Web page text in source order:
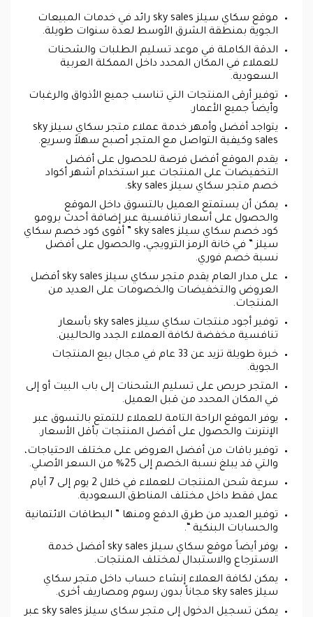
موقع سكاي سيلز sky sales رائد في خدمات المبيعات
الجوية بمنطقة الشرق الأوسط لعدة سنوات طويلة.
الدقة الكاملة في موعد تسليم الطلبات والشحنات
للعملاء في المكان المحدد داخل الممكلة العربية
السعودية.
توفير أرقى المنتجات التي تناسب جميع الأذواق والرغبات
وأيضاً جميع الأعمار.
يتواجد أفضل وأمهر خدمة عملاء متجر سكاي سيلز sky
sales وكيفية التواصل مع المتجر أصبح سهلاً وسريع.
يقدم الموقع أفضل فرصة للحصول على أفضل
التخفيضات على المنتجات عبر استخدام أشهر أكواد
خصم متجر سكاي سيلز sky sales.
يمكن أن يستمتع العميل بالتسوق داخل الموقع
والحصول على أسعار تنافسية عبر إضافة أحدث برومو
كود خصم سكاي سيلز sky sales ” أقوى كود خصم سكاي
سيلز ” في خانة الرمز الترويجي، والحصول على أفضل
نسبة خصم فوري.
على مدار العام يقدم متجر سكاي سيلز sky sales أفضل
العروض والتخفيضات والخصومات على العديد من
المنتجات.
توفير أجود منتجات سكاي سيلز sky sales بأسعار
تنافسية مخفضة لكافة العملاء الجدد والحاليين.
خبرة طويلة تزيد عن 33 عام في مجال بيع المنتجات
الجوية.
المتجر حريص على تسليم الشحنات إلى باب البيت أو إلى
في المكان المحدد من قبل العميل.
يوفر الموقع الراحة التامة للعملاء للتمتع بالتسوق عبر
الإنترنت والحصول على أفضل المنتجات بأقل الأسعار.
توفير باقات من أفضل العروض على مختلف الاحتياجات،
والتي قد يبلغ نسبة الخصم إلى 25% من السعر الأصلي.
سرعة شحن المنتجات للعملاء في خلال 2 يوم إلى 7 أيام
عمل فقط داخل مختلف المناطق السعودية.
توفير العديد من طرق الدفع ومنها ” البطاقات الائتمانية
والحسابات البنكية “.
يوفر أيضاً موقع سكاي سيلز sky sales أفضل خدمة
الاسترجاع والاستبدال لمختلف المنتجات.
يمكن لكافة العملاء إنشاء حساب داخل متجر سكاي
سيلز sky sales مجاناً بدون رسوم ومصاريف أخرى.
يمكن تسجيل الدخول إلى متجر سكاي سيلز sky sales عبر